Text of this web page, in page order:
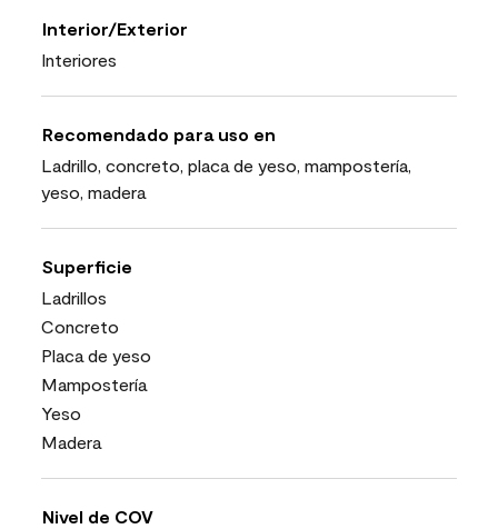
Interior/Exterior
Interiores
Recomendado para uso en
Ladrillo, concreto, placa de yeso, mampostería,
yeso, madera
Superficie
Ladrillos
Concreto
Placa de yeso
Mampostería
Yeso
Madera
Nivel de COV